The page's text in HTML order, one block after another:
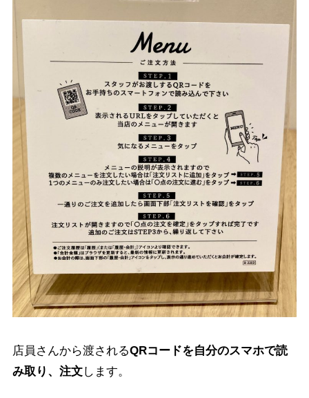
店員さんから渡されるQRコードを自分のスマホで読
み取り、注文します。